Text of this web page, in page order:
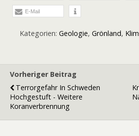
E-Mail
Kategorien: Geologie, Grönland,
Vorheriger Beitrag
Terrorgefahr In Schweden
Hochgestuft - Weitere
Koranverbrennung